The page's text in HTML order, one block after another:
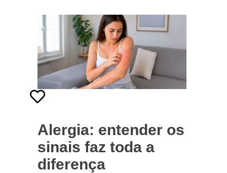
Alergia: entender os
sinais faz toda a
diferença